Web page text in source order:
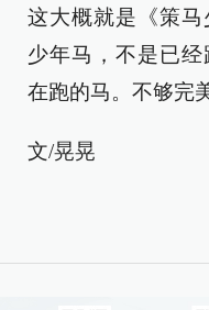
这大概就是《策
少年马，不是已
在跑的马。不够完
文/晃晃